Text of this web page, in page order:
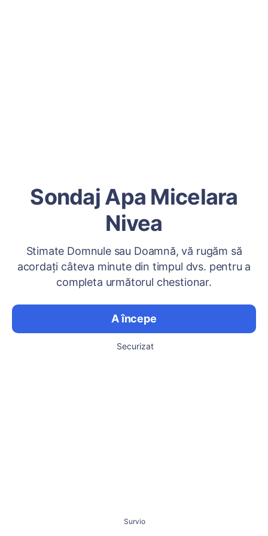
Sondaj Apa Micelara
Nivea
Stimate Domnule sau Doamnă, vă rugăm să
acordați câteva minute din timpul dvs. pentru a
completa următorul chestionar.
A începe
Securizat
Survio